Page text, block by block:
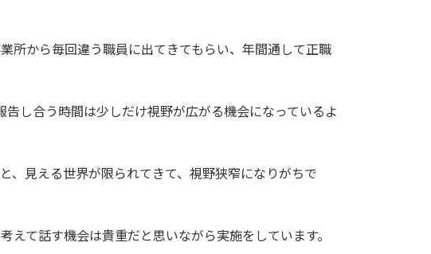
所から毎回違う職員に出てきてもらい、年間通して正職
し合う時間は少しだけ視野が広がる機会になっているよ
、見える世界が限られてきて、視野狭窄になりがちで
て話す機会は貴重だと思いながら実施をしています。